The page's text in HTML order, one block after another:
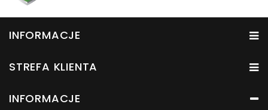
INFORMACJE
STREFA KLIENTA
INFORMACJE